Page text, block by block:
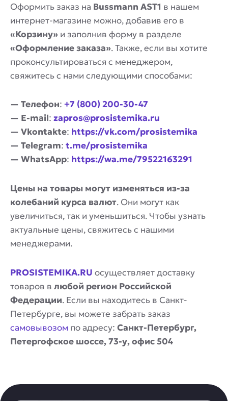
Оформить заказ на Bussmann AST1 в нашем
интернет-магазине можно, добавив его в
«Корзину» и заполнив форму в разделе
«Оформление заказа». Также, если вы хотите
проконсультироваться с менеджером,
свяжитесь с нами следующими способами:
— Телефон: +7 (800) 200-30-47
— E-mail: zapros@prosistemika.ru
— Vkontakte: https://vk.com/prosistemika
— Telegram: t.me/prosistemika
— WhatsApp: https://wa.me/79522163291
Цены на товары могут изменяться из-за
колебаний курса валют. Они могут как
увеличиться, так и уменьшиться. Чтобы узнать
актуальные цены, свяжитесь с нашими
менеджерами.
PROSISTEMIKA.RU осуществляет доставку
товаров в любой регион Российской
Федерации. Если вы находитесь в Санкт-
Петербурге, вы можете забрать заказ
самовывозом по адресу: Санкт-Петербург,
Петергофское шоссе, 73-у, офис 504